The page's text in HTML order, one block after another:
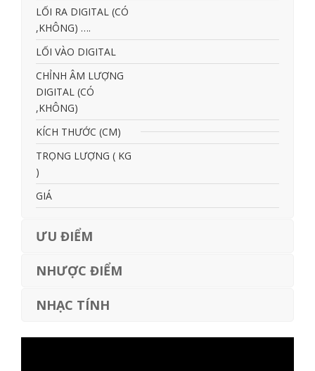
LỐI RA DIGITAL (CÓ
,KHÔNG) ….
LỐI VÀO DIGITAL
CHỈNH ÂM LƯỢNG
DIGITAL (CÓ
,KHÔNG)
KÍCH THƯỚC (CM)
TRỌNG LƯỢNG ( KG
)
GIÁ
ƯU ĐIỂM
NHƯỢC ĐIỂM
NHẠC TÍNH